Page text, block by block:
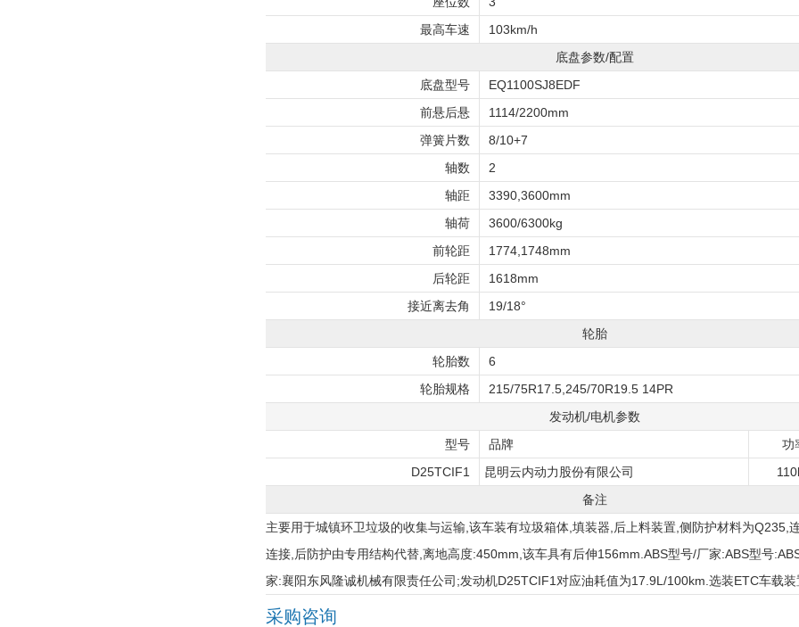
最高车速
103km/h
底盘参数/配置
底盘型号
EQ1100SJ8EDF
前悬后悬
1114/2200mm
弹簧片数
8/10+7
轴数
2
轴距
3390,3600mm
轴荷
3600/6300kg
前轮距
1774,1748mm
后轮距
1618mm
接近离去角
19/18°
轮胎
轮胎数
6
轮胎规格
215/75R17.5,245/70R19.5 14PR
发动机/电机参数
型号
品牌 功
D25TCIF1
昆明云内动力股份有限公司
备注
主要用于城镇环卫垃圾的收集与运输,该车装有垃圾箱体,填装器,后上料装置,侧防护材料为Q235,
连接,后防护由专用结构代替,离地高度:450mm,该车具有后伸156mm.ABS型号/厂家:ABS型号
家:襄阳东风隆诚机械有限责任公司;发动机D25TCIF1对应油耗值为17.9L/100km.选装ETC车载装
采购咨询